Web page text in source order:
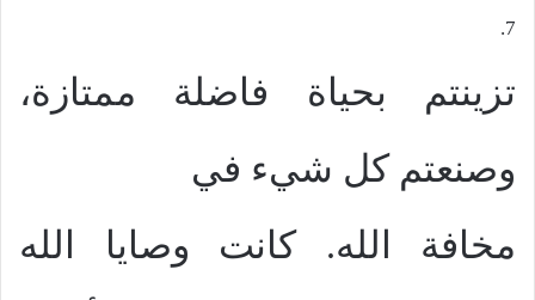
7.
تزينتم بحياة فاضلة ممتازة،
وصنعتم كل شيء في
مخافة الله. كانت وصايا الله